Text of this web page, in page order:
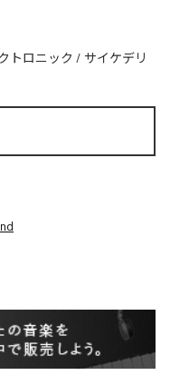
トロニック / サイケデリ